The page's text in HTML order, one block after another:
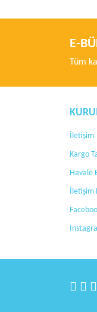
E-
Tüm
İletişim
Kargo
Havale
İletişim